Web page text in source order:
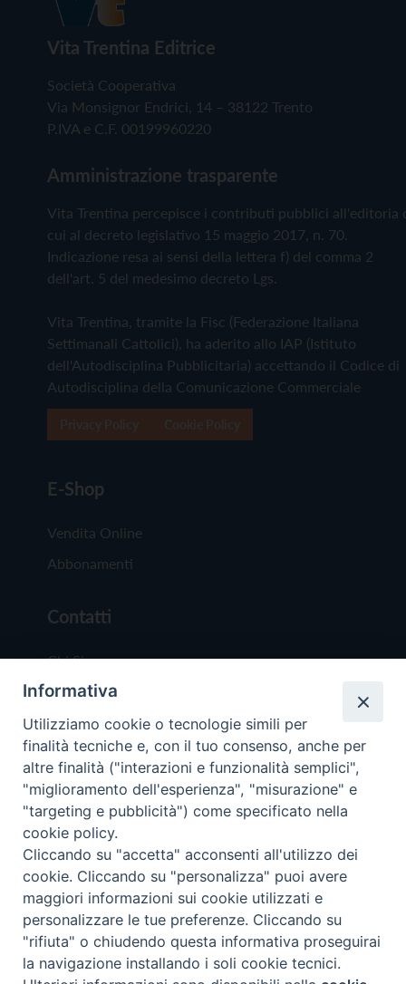
Vita Trentina Editrice
Società Cooperativa
Via Monsignor Endrici, 14 – 38122 Trento
P.IVA e C.F. 00199960220
Amministrazione trasparente
Vita Trentina percepisce i contributi pubblici all'editoria
cui al decreto legislativo 15 maggio 2017, n. 70.
Indicazione resa ai sensi della lettera f) del comma 2
dell'art. 5 del medesimo decreto Lgs.
Vita Trentina, tramite la Fisc (Federazione Italiana
Settimanali Cattolici), ha aderito allo IAP (Istituto
dell'Autodisciplina Pubblicitaria) accettando il Codice di
Autodisciplina della Comunicazione Commerciale
E-Shop
Vendita Online
Abbonamenti
Contatti
Chi Siamo
Redazione
Scrivici
Copyright © 2019 - Tutti i diritti riservati - Vita
Trentina Editrice
Privacy Policy
Torna
Informativa
Utilizziamo cookie o tecnologie simili per
finalità tecniche e, con il tuo consenso, anche per
altre finalità ("interazioni e funzionalità semplici",
"miglioramento dell'esperienza", "misurazione" e
"targeting e pubblicità") come specificato nella
cookie policy.
Cliccando su "accetta" acconsenti all'utilizzo dei
cookie. Cliccando su "personalizza" puoi avere
maggiori informazioni sui cookie utilizzati e
personalizzare le tue preferenze. Cliccando su
"rifiuta" o chiudendo questa informativa proseguirai
la navigazione installando i soli cookie tecnici.